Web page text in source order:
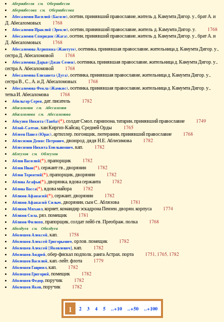
Абернибесов см. Обернибесов
Абернибесова см. Обернибесова
Абесаломов Василий (Басиле), осетин, принявший православие, житель д. Камумта Дигор. у., брат А. и
Д. Абесаломовых 1768
Абесаломов Ираклий (Эрекле), осетин, принявший православие, житель д. Камумта Дигор. у. 1768
Абесаломов Спиридон (Жага), осетин, принявший православие, житель д. Камумта Дигор. у., брат А. и
Д. Абесаломовых 1768
Абесаломова Агрипина (Жантуте), осетинка, принявшая православие, жительница д. Камумта Дигор. у.,
сестра Д. Абесаломовой 1768
Абесаломова Дарья (Джан Семен), осетинка, принявшая православие, жительница д. Камумта Дигор. у.,
сестра А. Абесаломовой 1768
Абесаломова Елизавета (Дуга), осетинка, принявшая православие, жительница д. Камумта Дигор. у.,
сестра В., С., А. и Д. Абесаломовых 1768
Абесаломова Фекла (Жамкис), осетинка, принявшая православие, жительница д. Камумта Дигор. у.,
тетка И. Абесаломова 1768
Абильгор Серен, дат. писатель 1782
Абисаломов см. Абесаломов
Абисаломова см. Абесаломова
Абкузин Никита (Танба)(*), солдат Смол. гарнизона, татарин, принявший православие 1749
Аблай-Салтан, хан Киргиз-Кайсац. Средней Орды 1765
Аблеев Павел (Юрас), артиллер. погонщик, лютеранин, принявший православие 1768
Аблесимов Денис Петрович, двоюрод. дядя Н.Е. Аблесимова 1782
Аблесимов Никита Емельянович, кап. 1782
Аблеухов см. Облеухов
Аблов Василий(*), прапорщик 1782
Аблов Иван(*), сержант гв., дворянин 1782
Аблов Терентий(*), прапорщик, дворянин 1782
Аблова Агафья(*), дворянка, вдова сержанта 1782
Аблова Васса(*), вдова майора 1782
Аблязов Афанасий(*), сержант, дворянин 1782
Аблязов Афанасий Силыч, дворянин, сын С. Аблязова 1781
Аблязов Михаил, корнет, командир эскадрона Пензен. дворян. корпуса 1774
Аблязов Сила, ряз. помещик 1781
Аблязов Филипп, прапорщик, солдат лейб-гв. Преображ. полка 1768
Аболдуев см. Оболдуев
Аболешев Алексей, кап. 1758
Аболешев Алексей Григорьевич, орлов. помещик 1782
Аболешев Алексей [Яковлевич], кап. 1782
Аболешев Андрей, обер-фискал подполк. ранга Астрах. порта 1751, 1765, 1782
Аболешев Василий, кап.-лейт. флота 1779
Аболешев Гавриил, кап. 1782
Аболешев Григорий, помещик 1782
Аболешев Федор, поручик 1782
Аболешев Яков, поручик 1782
1 2 3 4 5 ..+10 ..+50 ..+100